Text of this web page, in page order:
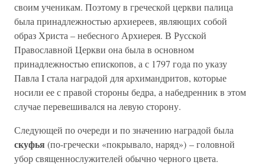
своим ученикам. Поэтому в греческой церкви палица
была принадлежностью архиереев, являющих собой
образ Христа – небесного Архиерея. В Русской
Православной Церкви она была в основном
принадлежностью епископов, а с 1797 года по указу
Павла I стала наградой для архимандритов, которые
носили ее с правой стороны бедра, а набедренник в этом
случае перевешивался на левую сторону.
Следующей по очереди и по значению наградой была
скуфья (по-гречески «покрывало, наряд») – головной
убор священнослужителей обычно черного цвета.